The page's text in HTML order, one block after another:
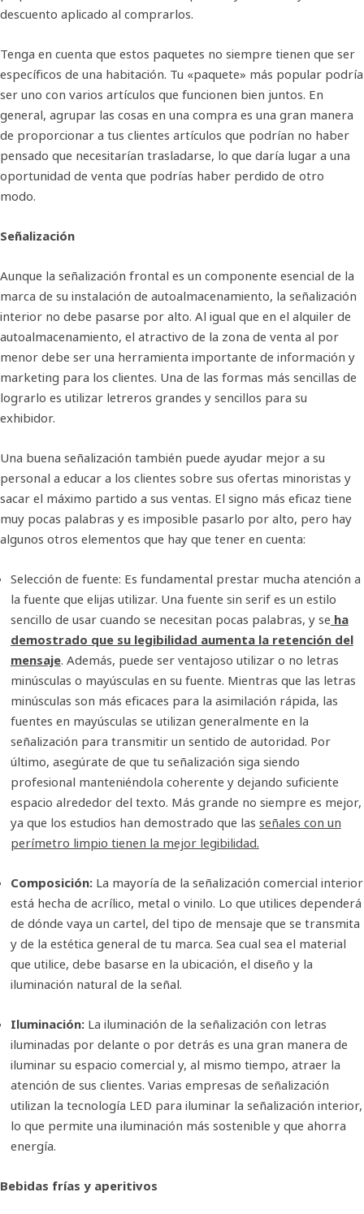
descuento aplicado al comprarlos.
Tenga en cuenta que estos paquetes no siempre tienen que ser
específicos de una habitación. Tu «paquete» más popular podría
ser uno con varios artículos que funcionen bien juntos. En
general, agrupar las cosas en una compra es una gran manera
de proporcionar a tus clientes artículos que podrían no haber
pensado que necesitarían trasladarse, lo que daría lugar a una
oportunidad de venta que podrías haber perdido de otro
modo.
Señalización
Aunque la señalización frontal es un componente esencial de la
marca de su instalación de autoalmacenamiento, la señalización
interior no debe pasarse por alto. Al igual que en el alquiler de
autoalmacenamiento, el atractivo de la zona de venta al por
menor debe ser una herramienta importante de información y
marketing para los clientes. Una de las formas más sencillas de
lograrlo es utilizar letreros grandes y sencillos para su
exhibidor.
Una buena señalización también puede ayudar mejor a su
personal a educar a los clientes sobre sus ofertas minoristas y
sacar el máximo partido a sus ventas. El signo más eficaz tiene
muy pocas palabras y es imposible pasarlo por alto, pero hay
algunos otros elementos que hay que tener en cuenta:
Selección de fuente: Es fundamental prestar mucha atención a
la fuente que elijas utilizar. Una fuente sin serif es un estilo
sencillo de usar cuando se necesitan pocas palabras, y se ha
demostrado que su legibilidad aumenta la retención del
mensaje. Además, puede ser ventajoso utilizar o no letras
minúsculas o mayúsculas en su fuente. Mientras que las letras
minúsculas son más eficaces para la asimilación rápida, las
fuentes en mayúsculas se utilizan generalmente en la
señalización para transmitir un sentido de autoridad. Por
último, asegúrate de que tu señalización siga siendo
profesional manteniéndola coherente y dejando suficiente
espacio alrededor del texto. Más grande no siempre es mejor,
ya que los estudios han demostrado que las señales con un
perímetro limpio tienen la mejor legibilidad.
Composición: La mayoría de la señalización comercial interior
está hecha de acrílico, metal o vinilo. Lo que utilices dependerá
de dónde vaya un cartel, del tipo de mensaje que se transmita
y de la estética general de tu marca. Sea cual sea el material
que utilice, debe basarse en la ubicación, el diseño y la
iluminación natural de la señal.
Iluminación:La iluminación de la señalización con letras
iluminadas por delante o por detrás es una gran manera de
iluminar su espacio comercial y, al mismo tiempo, atraer la
atención de sus clientes. Varias empresas de señalización
utilizan la tecnología LED para iluminar la señalización interior,
lo que permite una iluminación más sostenible y que ahorra
energía.
Bebidas frías y aperitivos